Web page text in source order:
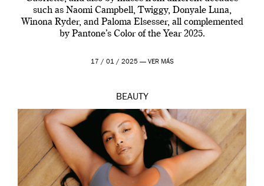
such as Naomi Campbell, Twiggy, Donyale Luna,
Winona Ryder, and Paloma Elsesser, all complemented
by Pantone’s Color of the Year 2025.
17 / 01 / 2025 — VER MÁS
BEAUTY